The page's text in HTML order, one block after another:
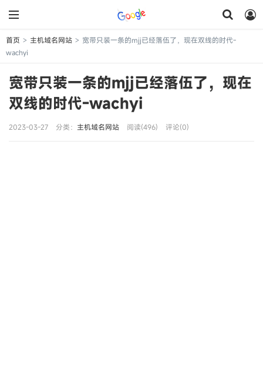
首页 > 主机域名网站 > 宽带只装一条的mjj已经落伍了，现在双线的时代-
wachyi
宽带只装一条的mjj已经落伍了，现在
双线的时代-wachyi
2023-03-27 分类： 主机域名网站 阅读(496) 评论(0)